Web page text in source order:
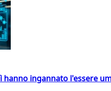
hanno ingannato l'essere